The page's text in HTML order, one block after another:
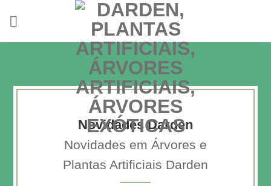
Novidades Darden
Novidades em Árvores e
Plantas Artificiais Darden